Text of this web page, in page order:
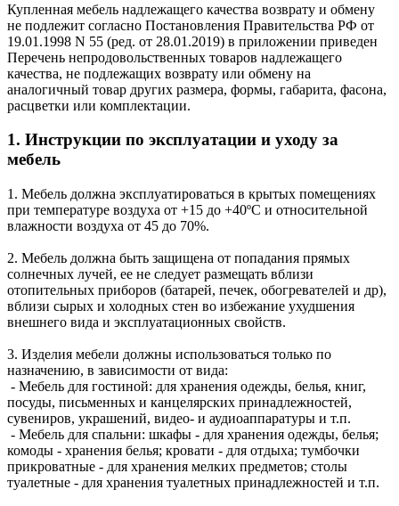
Купленная мебель надлежащего качества возврату и обмену
не подлежит согласно Постановления Правительства РФ от
19.01.1998 N 55 (ред. от 28.01.2019) в приложении приведен
Перечень непродовольственных товаров надлежащего
качества, не подлежащих возврату или обмену на
аналогичный товар других размера, формы, габарита, фасона,
расцветки или комплектации.
1. Инструкции по эксплуатации и уходу за
мебель
1. Мебель должна эксплуатироваться в крытых помещениях
при температуре воздуха от +15 до +40ºС и относительной
влажности воздуха от 45 до 70%.
2. Мебель должна быть защищена от попадания прямых
солнечных лучей, ее не следует размещать вблизи
отопительных приборов (батарей, печек, обогревателей и др),
вблизи сырых и холодных стен во избежание ухудшения
внешнего вида и эксплуатационных свойств.
3. Изделия мебели должны использоваться только по
назначению, в зависимости от вида:
- Мебель для гостиной: для хранения одежды, белья, книг,
посуды, письменных и канцелярских принадлежностей,
сувениров, украшений, видео- и аудиоаппаратуры и т.п.
- Мебель для спальни: шкафы - для хранения одежды, белья;
комоды - хранения белья; кровати - для отдыха; тумбочки
прикроватные - для хранения мелких предметов; столы
туалетные - для хранения туалетных принадлежностей и т.п.